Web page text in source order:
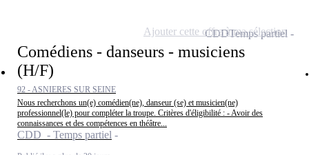
Comédiens - danseurs - musiciens
(H/F)
92 - ASNIERES SUR SEINE
Nous recherchons un(e) comédien(ne), danseur (se) et musicien(ne)
professionnel(le) pour compléter la troupe. Critères d'éligibilité : - Avoir des
connaissances et des compétences en théâtre...
CDD - Temps partiel
CDDTemps partiel
Ajouter cette offre à ma sélection